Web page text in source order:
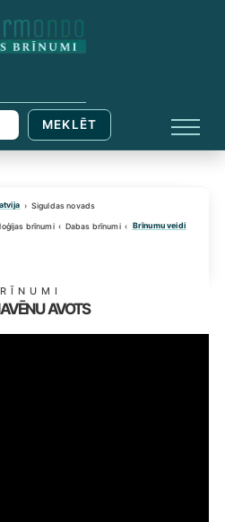
MEKLĒT
Siguldas novads
brīnumi Dabas brīnumi Brīnumu veidi
avots